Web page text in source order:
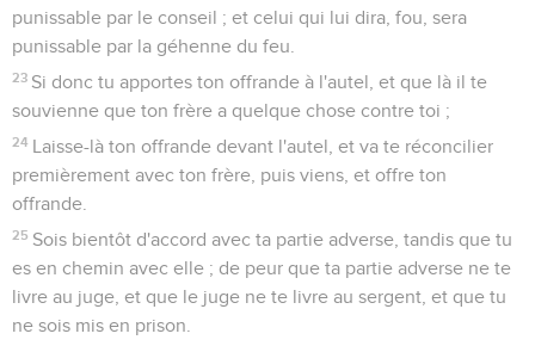
punissable par le conseil ; et celui qui lui dira, fou, sera
punissable par la géhenne du feu.
23 Si donc tu apportes ton offrande à l'autel, et que là il te
souvienne que ton frère a quelque chose contre toi ;
24 Laisse-là ton offrande devant l'autel, et va te réconcilier
premièrement avec ton frère, puis viens, et offre ton
offrande.
25 Sois bientôt d'accord avec ta partie adverse, tandis que tu
es en chemin avec elle ; de peur que ta partie adverse ne te
livre au juge, et que le juge ne te livre au sergent, et que tu
ne sois mis en prison.